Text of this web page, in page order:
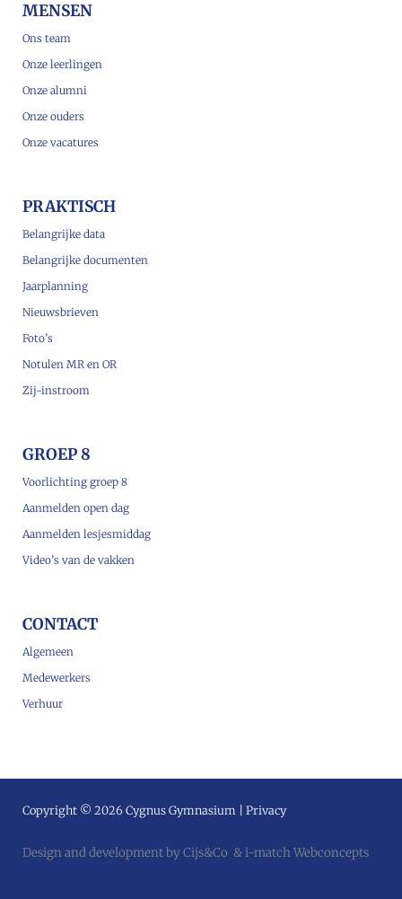
MENSEN
Ons team
Onze leerlingen
Onze alumni
Onze ouders
Onze vacatures
PRAKTISCH
Belangrijke data
Belangrijke documenten
Jaarplanning
Nieuwsbrieven
Foto’s
Notulen MR en OR
Zij-instroom
GROEP 8
Voorlichting groep 8
Aanmelden open dag
Aanmelden lesjesmiddag
Video’s van de vakken
CONTACT
Algemeen
Medewerkers
Verhuur
Copyright © 2026 Cygnus Gymnasium | Privacy
Design and development by Cijs&Co &i-match Webconcepts